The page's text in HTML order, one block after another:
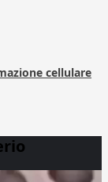
cellulare